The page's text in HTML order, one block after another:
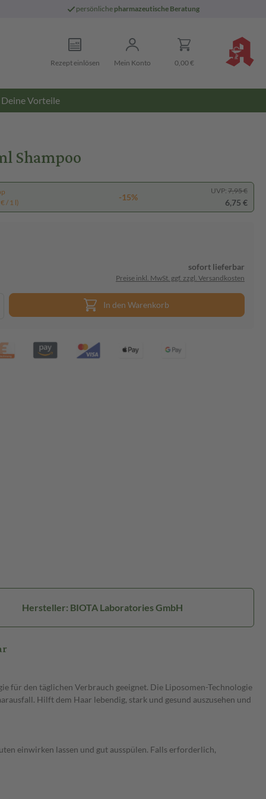
persönliche pharmazeutische Beratung
Rezept einlösen Mein Konto 0,00 €
Deine Vorteile
Shampoo
/ 1 l)
-15%
UVP: 7,95 €
6,75 €
sofort lieferbar
Preise inkl. MwSt. ggf. zzgl. Versandkosten
In den Warenkorb
Hersteller: BIOTA Laboratories GmbH
für den täglichen Verbrauch geeignet. Die Liposomen-Technologie
Hilft dem Haar lebendig, stark und gesund auszusehen und
einwirken lassen und gut ausspülen. Falls erforderlich,